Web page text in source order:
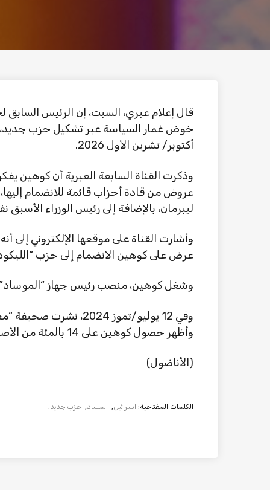
قال إعلام عبري، السبت، إن الرئيس السابق
أكتوبر/ تشرين الأول 2026.
وذكرت القناة السابعة العبرية أن كوهين
عروض من قادة أحزاب قائمة للانضمام
ليبرمان، بالإضافة إلى رئيس الوزراء
وأشارت القناة على موقعها الإلكتروني إلى
عرض على كوهين الانضمام إلى حزب
وشغل كوهين، منصب رئيس جهاز “الموساد” في الفترة
وفي 12 يوليو/تموز
وأظهر حصول كوهين على 14 بالمئة من الأصوات.
(الأناضول)
الكلمات المفتاحية: اسرائيل, المساد, حزب جديد.